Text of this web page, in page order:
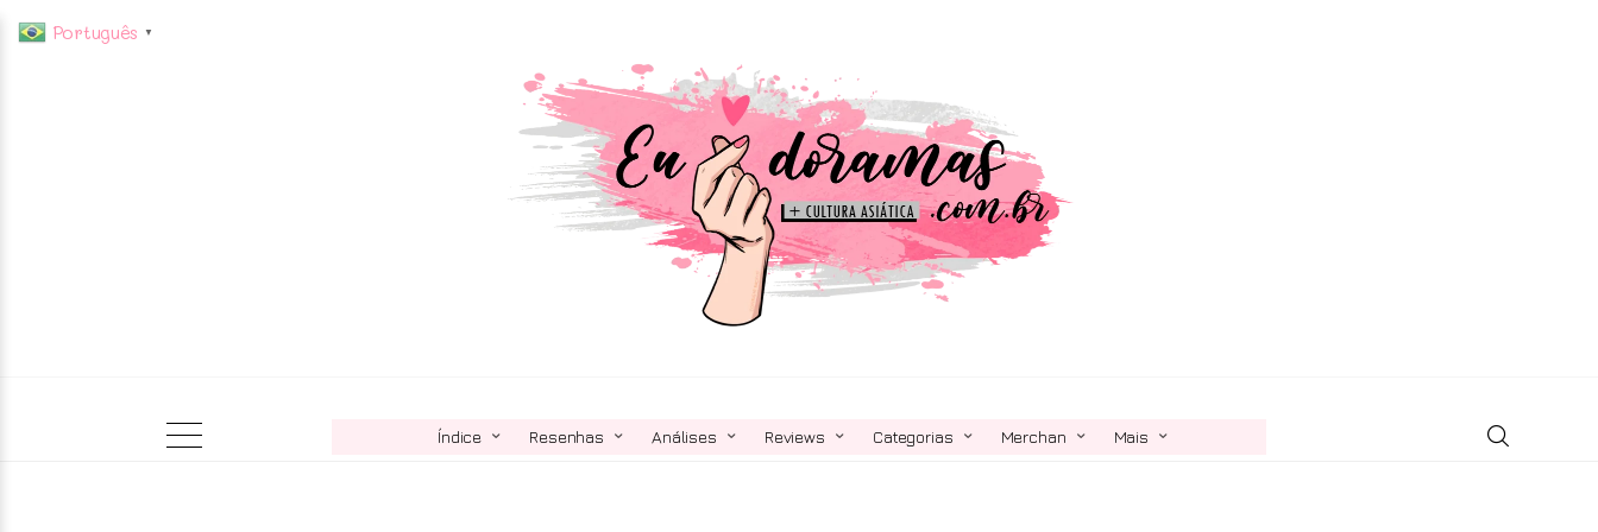
Índice Resenhas Análises Reviews Categorias Merchan Mais
Português ▼